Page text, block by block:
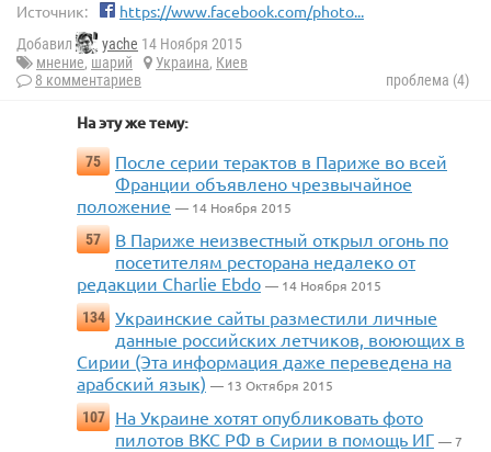
Источник: https://www.facebook.com/photo...
Добавил yache 14 Ноября 2015
мнение, шарий Украина, Киев
8 комментариев
проблема (4)
На эту же тему:
75
После серии терактов в Париже во всей
Франции объявлено чрезвычайное
положение — 14 Ноября 2015
57
В Париже неизвестный открыл огонь по
посетителям ресторана недалеко от
редакции Charlie Ebdo — 14 Ноября 2015
134 Украинские сайты разместили личные
данные российских летчиков, воюющих в
Сирии (Эта информация даже переведена на
арабский язык) — 13 Октября 2015
107
На Украине хотят опубликовать фото
пилотов ВКС РФ в Сирии в помощь ИГ — 7